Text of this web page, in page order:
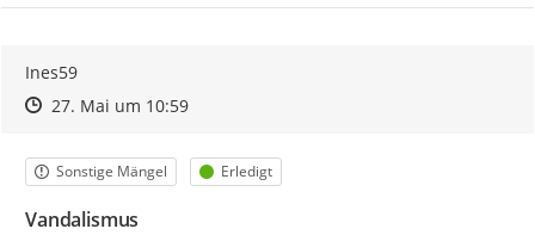
Ines59
Zeitpunkt des Erstellens
Zeitpunkt des Erstellens
27. Mai um 10:59Zur Äußerung
Kategorie
Sonstige Mängel Status
Erledigt
Vandalismus